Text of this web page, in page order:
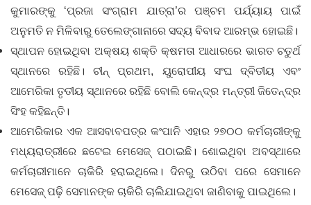
କୁମାରଙ୍କୁ ‘ପ୍ରଜା ସଂଗ୍ରାମ ଯାତ୍ରା’ର ପଞ୍ଚମ ପର୍ଯ୍ୟାୟ ପାଇଁ
ଅନୁମତି ନ ମିଳିବାରୁ ତେଲେଙ୍ଗାନାରେ ସଦ୍ୟ ବିବାଦ ଆରମ୍ଭ ହୋଇଛି।
ସ୍ଥାପନ ହୋଇଥିବା ଅକ୍ଷୟ ଶକ୍ତି କ୍ଷମତା ଆଧାରରେ ଭାରତ ଚତୁର୍ଥ
ସ୍ଥାନରେ ରହିଛି। ଚୀନ୍ ପ୍ରଥମ, ୟୁରୋପୀୟ ସଂଘ ଦ୍ବିତୀୟ ଏବଂ
ଆମେରିକା ତୃତୀୟ ସ୍ଥାନରେ ରହିଛି ବୋଲି କେନ୍ଦ୍ର ମନ୍ତ୍ରୀ ଜିତେନ୍ଦ୍ର
ସିଂହ କହିଛନ୍ତି।
ଆମେରିକାର ଏକ ଆସବାବପତ୍ର କଂପାନି ଏହାର ୨୭୦୦ କର୍ମଚାରୀଙ୍କୁ
ମଧ୍ୟରାତ୍ରୀରେ ଛଟେଇ ମେସେଜ୍ ପଠାଇଛି। ଶୋ‌ଇଥିବା ଅବସ୍ଥାରେ
କର୍ମଚାରୀମାନେ ଚାକିରି ହରାଇଥିଲେ। ଦିନରୁ ଉଠିବା ପରେ ସେମାନେ
ମେସେଜ୍‌ ପଢ଼ି ସେମାନଙ୍କ ଚାକିରି ଚାଲିଯାଇଥିବା ଜାଣିବାକୁ ପାଇଥିଲେ।